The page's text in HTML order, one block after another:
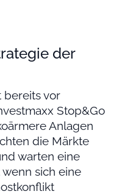
der
bereits vor
Stop&Go
Anlagen
die Märkte
warten eine
sich eine